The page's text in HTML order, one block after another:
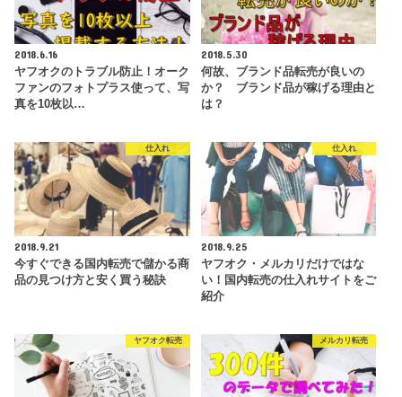
2018.6.16
ヤフオクのトラブル防止！オーク
ファンのフォトプラス使って、写
真を10枚以…
2018.5.30
何故、ブランド品転売が良いの
か？ ブランド品が稼げる理由と
は？
仕入れ
2018.9.21
今すぐできる国内転売で儲かる商
品の見つけ方と安く買う秘訣
仕入れ
2018.9.25
ヤフオク・メルカリだけではな
い！国内転売の仕入れサイトをご
紹介
ヤフオク転売 メルカリ転売